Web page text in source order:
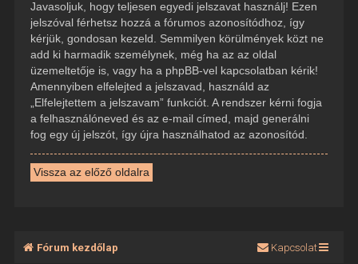
Javasoljuk, hogy teljesen egyedi jelszavat használj! Ezen
jelszóval férhetsz hozzá a fórumos azonosítódhoz, így
kérjük, gondosan kezeld. Semmilyen körülmények közt ne
add ki harmadik személynek, még ha az az oldal
üzemeltetője is, vagy ha a phpBB-vel kapcsolatban kérik!
Amennyiben elfelejted a jelszavad, használd az
„Elfelejtettem a jelszavam” funkciót. A rendszer kérni fogja
a felhasználóneved és az e-mail címed, majd generálni
fog egy új jelszót, így újra használhatod az azonosítód.
Vissza az előző oldalra
Fórum kezdőlap Kapcsolat